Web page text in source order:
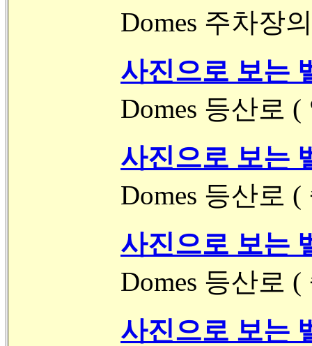
Domes 주차장
사진으로 보는
Domes 등산로
사진으로 보는
Domes 등산로
사진으로 보는
Domes 등산로
사진으로 보는